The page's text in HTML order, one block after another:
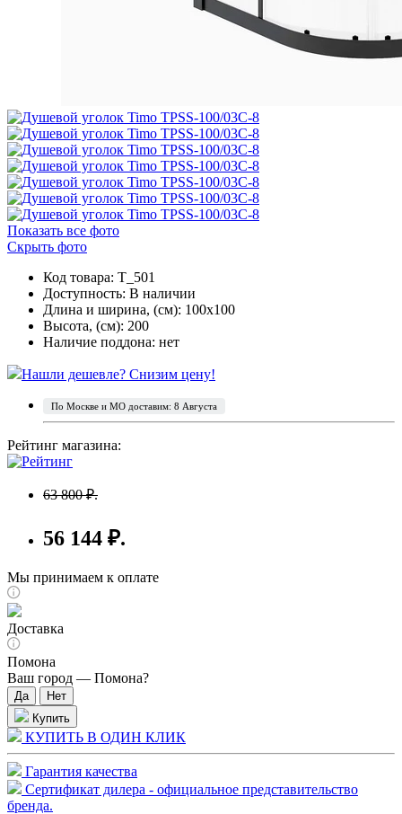
Показать все фото
Скрыть фото
Код товара: T_501
Доступность: В наличии
Длина и ширина, (см): 100x100
Высота, (см): 200
Наличие поддона: нет
Нашли дешевле? Снизим цену!
По Москве и МО доставим: 8 Августа
Рейтинг магазина:
63 800 ₽.
56 144 ₽.
Мы принимаем к оплате
Доставка
Помона
Ваш город — Помона?
Купить
КУПИТЬ В ОДИН КЛИК
Гарантия качества
Сертификат дилера - официальное представительство
бренда.